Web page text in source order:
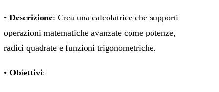
• Descrizione: Crea una calcolatrice che supporti
operazioni matematiche avanzate come potenze,
radici quadrate e funzioni trigonometriche.
• Obiettivi: